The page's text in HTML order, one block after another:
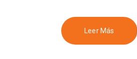
Leer Más